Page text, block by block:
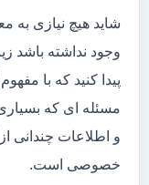
شاید هیچ نیازی به
وجود نداشته باشد
پیدا کنید که با
مسئله ای که بسیاری
و اطلاعات چندانی
خصوصی است.